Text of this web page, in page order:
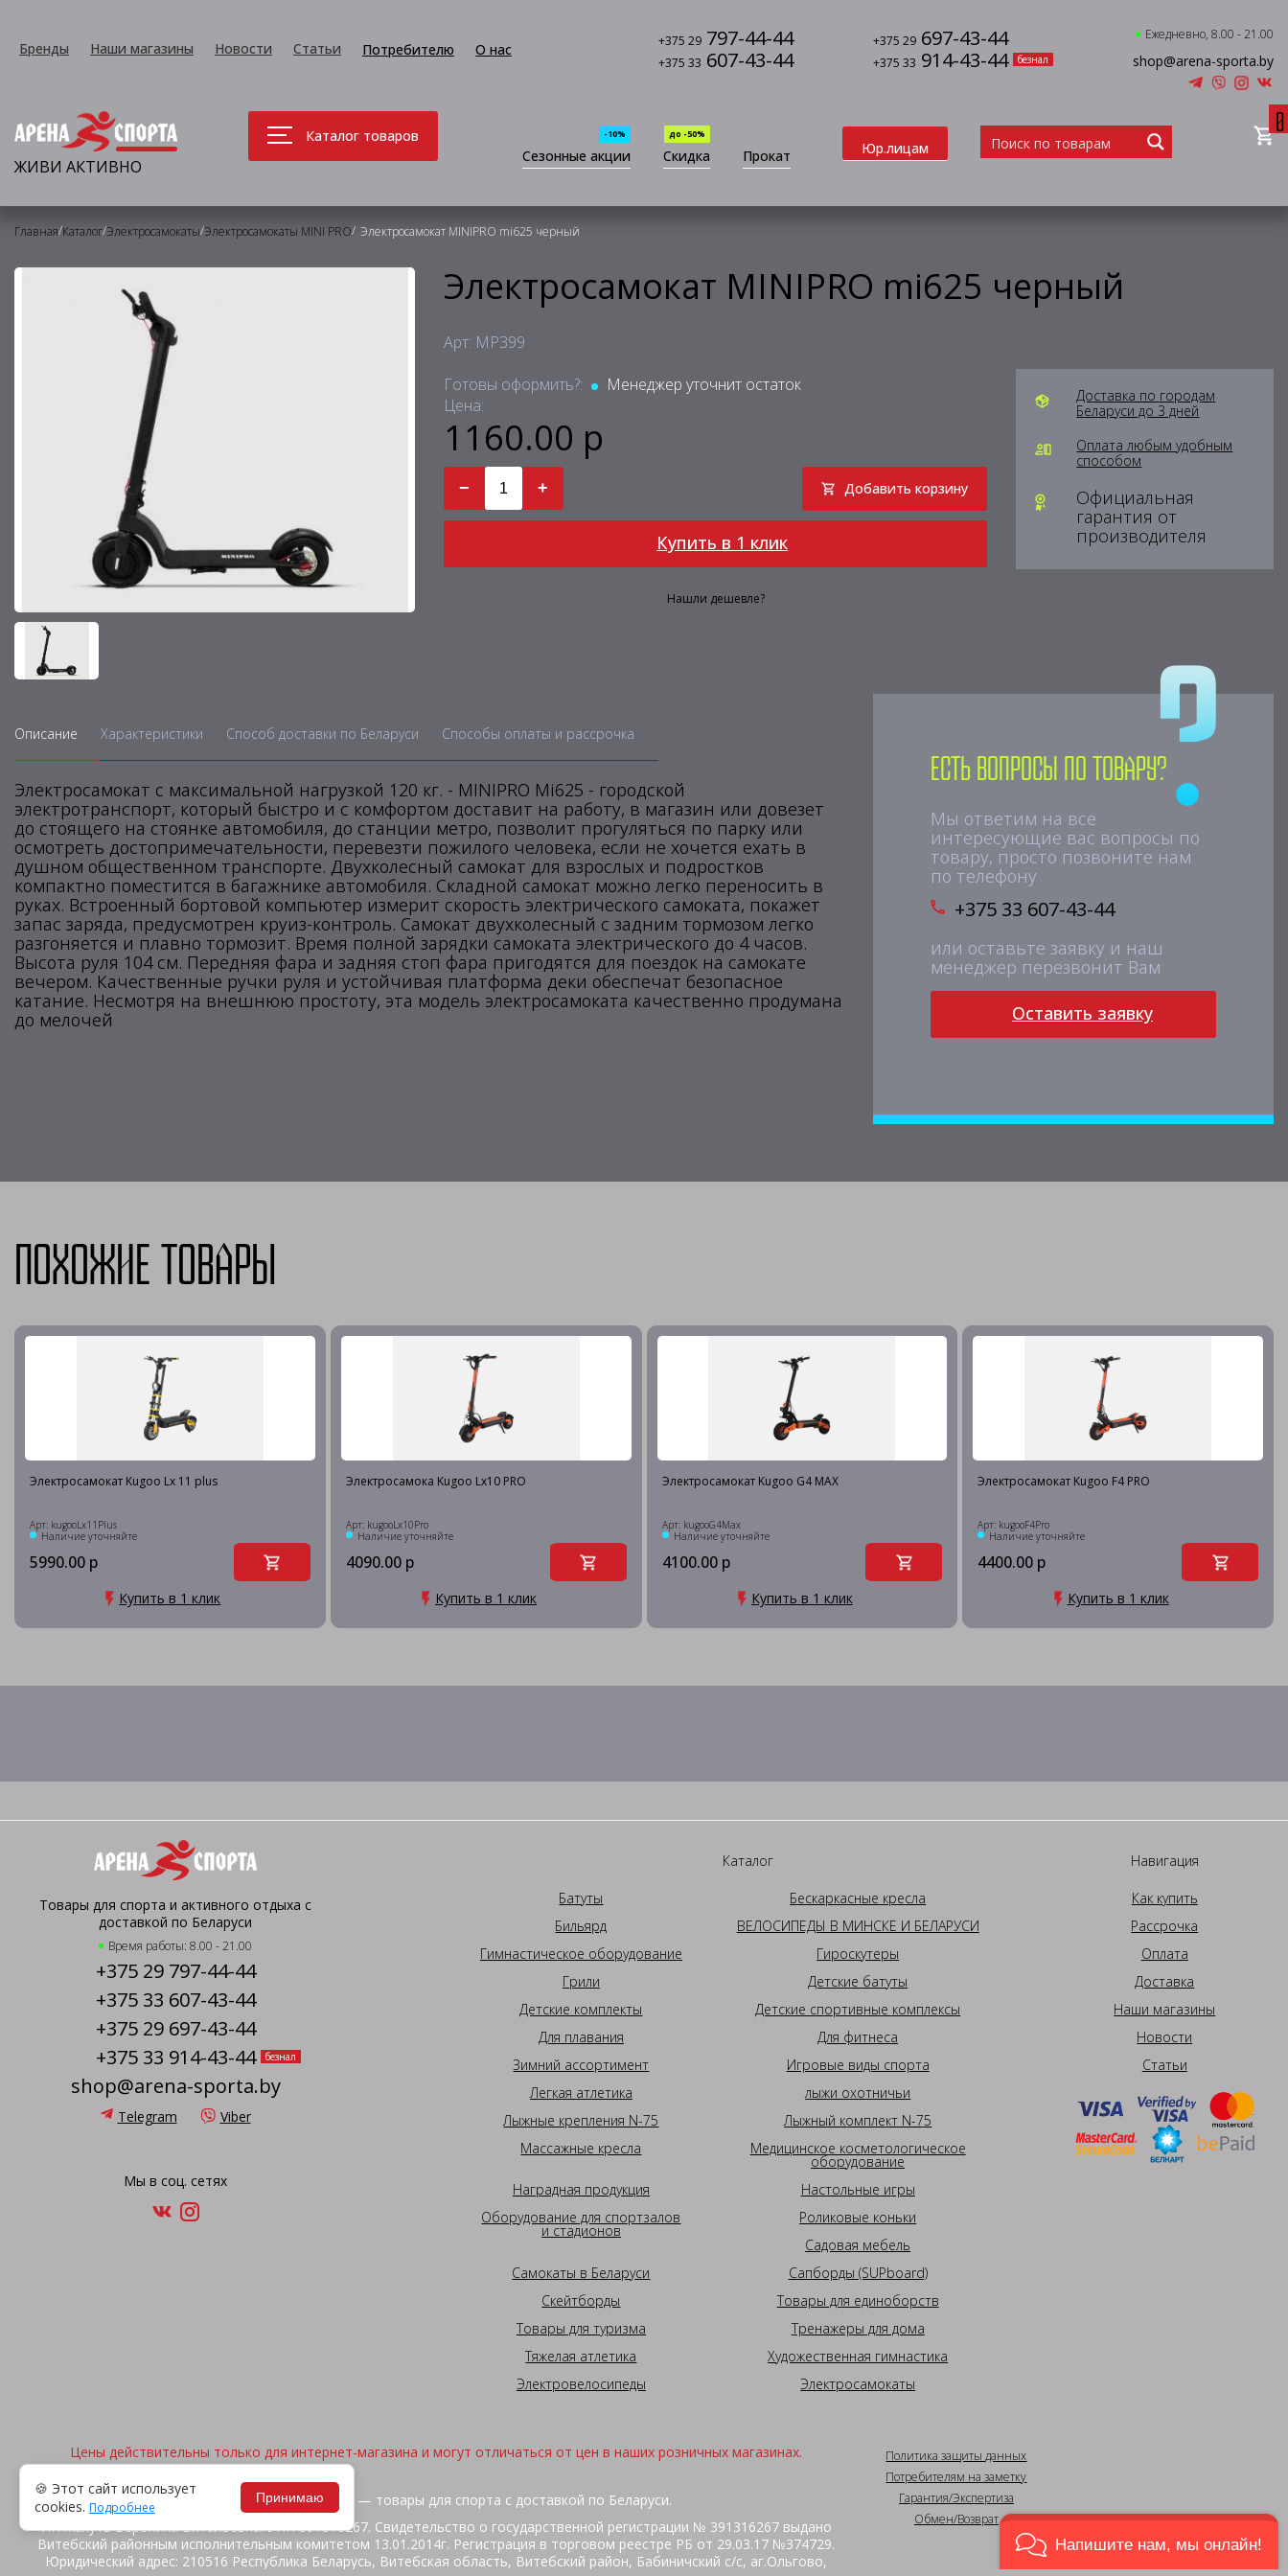
Бренды Наши магазины Новости Статьи Потребителю О нас +375 29 797-44-44 +375 29 697-43-44
+375 33 607-43-44 +375 33 914-43-44 безнал
Ежедневно, 8.00 - 21.00
shop@arena-sporta.by
ЖИВИ АКТИВНО
Каталог товаров
Сезонные акции
-10%
Скидка
до -50%
Прокат Юр.лицам
0
Главная/Каталог/Электросамокаты/Электросамокаты MINI PRO/ Электросамокат MINIPRO mi625 черный
Электросамокат MINIPRO mi625 черный
Арт: MP399
Готовы оформить?:
Менеджер уточнит остаток
Цена:
1160.00 р
− + Добавить корзину
Купить в 1 клик
Нашли дешевле?
Доставка по городам
Беларуси до 3 дней
Оплата любым удобным
способом
Официальная
гарантия от
производителя
Описание Характеристики Способ доставки по Беларуси Способы оплаты и рассрочка
Электросамокат с максимальной нагрузкой 120 кг. - MINIPRO Mi625 - городской
электротранспорт, который быстро и с комфортом доставит на работу, в магазин или довезет
до стоящего на стоянке автомобиля, до станции метро, позволит прогуляться по парку или
осмотреть достопримечательности, перевезти пожилого человека, если не хочется ехать в
душном общественном транспорте. Двухколесный самокат для взрослых и подростков
компактно поместится в багажнике автомобиля. Складной самокат можно легко переносить в
руках. Встроенный бортовой компьютер измерит скорость электрического самоката, покажет
запас заряда, предусмотрен круиз-контроль. Самокат двухколесный с задним тормозом легко
разгоняется и плавно тормозит. Время полной зарядки самоката электрического до 4 часов.
Высота руля 104 см. Передняя фара и задняя стоп фара пригодятся для поездок на самокате
вечером. Качественные ручки руля и устойчивая платформа деки обеспечат безопасное
катание. Несмотря на внешнюю простоту, эта модель электросамоката качественно продумана
до мелочей
Есть вопросы по товару?
Мы ответим на все
интересующие вас вопросы по
товару, просто позвоните нам
по телефону
+375 33 607-43-44
или оставьте заявку и наш
менеджер перезвонит Вам
Оставить заявку
Похожие товары
Электросамокат Kugoo Lx 11 plus
Арт: kugooLx11Plus
Наличие уточняйте
5990.00 р
Купить в 1 клик
Электросамока Kugoo Lx10 PRO
Арт: kugooLx10Pro
Наличие уточняйте
4090.00 р
Купить в 1 клик
Электросамокат Kugoo G4 MAX
Арт: kugooG4Max
Наличие уточняйте
4100.00 р
Купить в 1 клик
Электросамокат Kugoo F4 PRO
Арт: kugooF4Pro
Наличие уточняйте
4400.00 р
Купить в 1 клик
Товары для спорта и активного отдыха с
доставкой по Беларуси
Время работы: 8.00 - 21.00
+375 29 797-44-44
+375 33 607-43-44
+375 29 697-43-44
+375 33 914-43-44
безнал
shop@arena-sporta.by
Telegram Viber
Мы в соц. сетях
Каталог
Батуты
Бескаркасные кресла
Бильярд
ВЕЛОСИПЕДЫ В МИНСКЕ И БЕЛАРУСИ
Гимнастическое оборудование
Гироскутеры
Грили
Детские батуты
Детские комплекты
Детские спортивные комплексы
Для плавания
Для фитнеса
Зимний ассортимент
Игровые виды спорта
Легкая атлетика
лыжи охотничьи
Лыжные крепления N-75
Лыжный комплект N-75
Массажные кресла
Медицинское косметологическое
оборудование
Наградная продукция
Настольные игры
Оборудование для спортзалов
и стадионов
Роликовые коньки
Садовая мебель
Самокаты в Беларуси
Сапборды (SUPboard)
Скейтборды
Товары для единоборств
Товары для туризма
Тренажеры для дома
Тяжелая атлетика
Художественная гимнастика
Электровелосипеды
Электросамокаты
Навигация
Как купить
Рассрочка
Оплата
Доставка
Наши магазины
Новости
Статьи
Цены действительны только для интернет-магазина и могут отличаться от цен в наших розничных магазинах.
2026, © "Арена спорта" — товары для спорта с доставкой по Беларуси.
ИП Жакуть Вероника Витальевна. УНП 391316267. Свидетельство о государственной регистрации № 391316267 выдано
Витебский районным исполнительным комитетом 13.01.2014г. Регистрация в торговом реестре РБ от 29.03.17 №374729.
Юридический адрес: 210516 Республика Беларусь, Витебская область, Витебский район, Бабиничский с/с, аг.Ольгово,
Политика защиты данных
Потребителям на заметку
Гарантия/Экспертиза
Обмен/Возврат
🍪 Этот сайт использует
cookies. Подробнее
Принимаю
Напишите нам, мы онлайн!